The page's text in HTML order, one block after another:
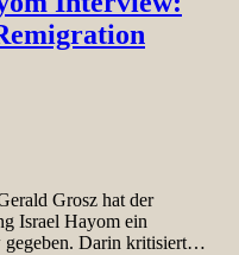
Grosz hat der
Israel Hayom ein
gegeben. Darin kritisiert…